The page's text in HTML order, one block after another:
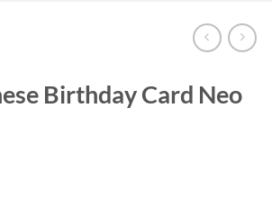
Birthday Card Neo